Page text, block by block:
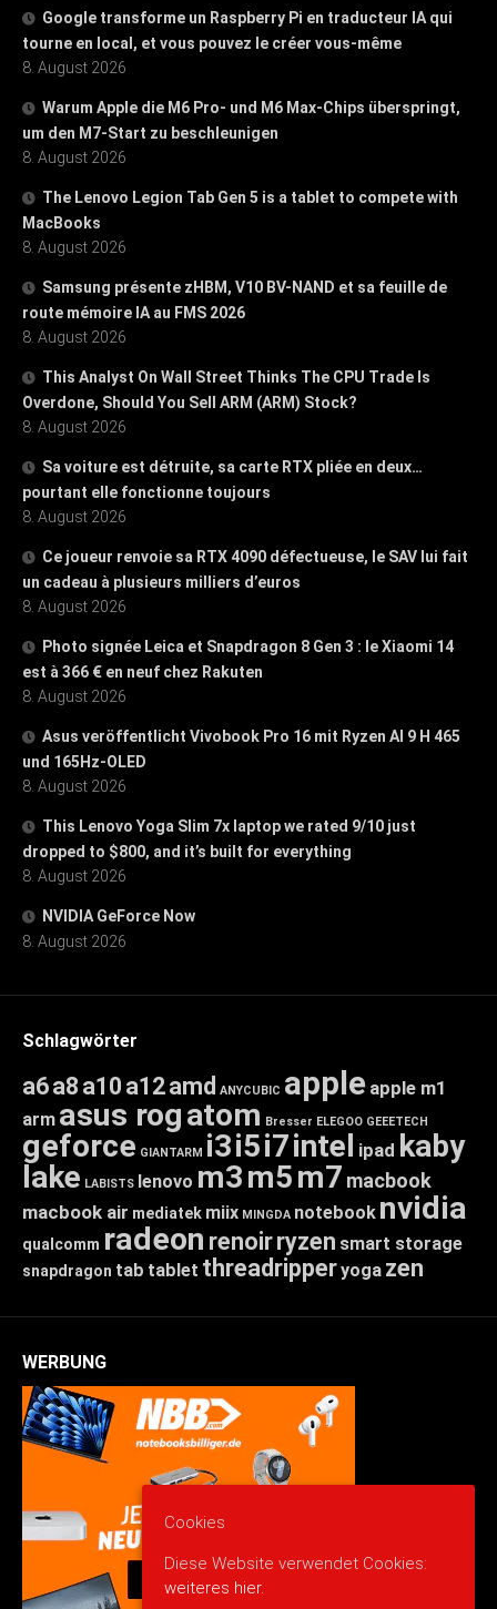
Google transforme un Raspberry Pi en traducteur IA qui
tourne en local, et vous pouvez le créer vous-même
8. August 2026
Warum Apple die M6 Pro- und M6 Max-Chips überspringt,
um den M7-Start zu beschleunigen
8. August 2026
The Lenovo Legion Tab Gen 5 is a tablet to compete with
MacBooks
8. August 2026
Samsung présente zHBM, V10 BV-NAND et sa feuille de
route mémoire IA au FMS 2026
8. August 2026
This Analyst On Wall Street Thinks The CPU Trade Is
Overdone, Should You Sell ARM (ARM) Stock?
8. August 2026
Sa voiture est détruite, sa carte RTX pliée en deux…
pourtant elle fonctionne toujours
8. August 2026
Ce joueur renvoie sa RTX 4090 défectueuse, le SAV lui fait
un cadeau à plusieurs milliers d’euros
8. August 2026
Photo signée Leica et Snapdragon 8 Gen 3 : le Xiaomi 14
est à 366 € en neuf chez Rakuten
8. August 2026
Asus veröffentlicht Vivobook Pro 16 mit Ryzen AI 9 H 465
und 165Hz-OLED
8. August 2026
This Lenovo Yoga Slim 7x laptop we rated 9/10 just
dropped to $800, and it’s built for everything
8. August 2026
NVIDIA GeForce Now
8. August 2026
Schlagwörter
a6a8 a10 a12amd ANYCUBIC apple apple m1
arm asus rogatom Bresser ELEGOO GEEETECH
geforce GIANTARM i3i5i7intel ipad kaby
lake LABISTS lenovo m3m5m7 macbook
macbook air mediatek miix MINGDA notebook nvidia
qualcomm radeon renoirryzen smart storage
snapdragon tab tablet threadripperyoga zen
WERBUNG
Cookies
Diese Website verwendet Cookies:
weiteres hier.